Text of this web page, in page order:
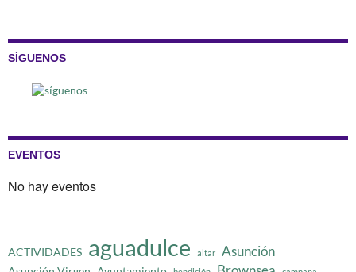
SÍGUENOS
EVENTOS
No hay eventos
ACTIVIDADES aguadulce altar Asunción